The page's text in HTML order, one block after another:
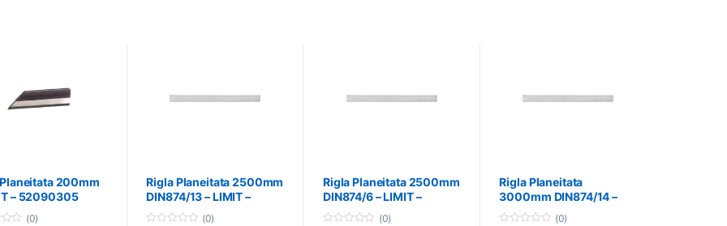
200mm
– 52090305
(0)
Rigla Planeitata 2500mm
DIN874/13 – LIMIT –
25071903
(0)
Rigla Planeitata 2500mm
DIN874/6 – LIMIT –
25070509
(0)
Rigla Planeitata
3000mm DIN874/14 –
LIMIT – 25072000
(0)